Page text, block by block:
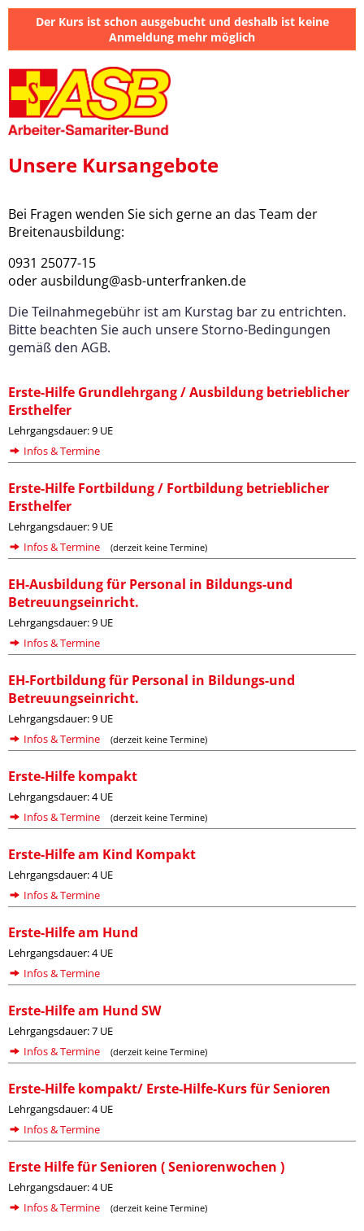
Der Kurs ist schon ausgebucht und deshalb ist keine
Anmeldung mehr möglich
Unsere Kursangebote
Bei Fragen wenden Sie sich gerne an das Team der
Breitenausbildung:
0931 25077-15
oder ausbildung@asb-unterfranken.de
Die Teilnahmegebühr ist am Kurstag bar zu entrichten.
Bitte beachten Sie auch unsere Storno-Bedingungen
gemäß den AGB.
Erste-Hilfe Grundlehrgang / Ausbildung betrieblicher
Ersthelfer
Lehrgangsdauer: 9 UE
Infos & Termine
Erste-Hilfe Fortbildung / Fortbildung betrieblicher
Ersthelfer
Lehrgangsdauer: 9 UE
Infos & Termine
(derzeit keine Termine)
EH-Ausbildung für Personal in Bildungs-und
Betreuungseinricht.
Lehrgangsdauer: 9 UE
Infos & Termine
EH-Fortbildung für Personal in Bildungs-und
Betreuungseinricht.
Lehrgangsdauer: 9 UE
Infos & Termine
(derzeit keine Termine)
Erste-Hilfe kompakt
Lehrgangsdauer: 4 UE
Infos & Termine
(derzeit keine Termine)
Erste-Hilfe am Kind Kompakt
Lehrgangsdauer: 4 UE
Infos & Termine
Erste-Hilfe am Hund
Lehrgangsdauer: 4 UE
Infos & Termine
Erste-Hilfe am Hund SW
Lehrgangsdauer: 7 UE
Infos & Termine
(derzeit keine Termine)
Erste-Hilfe kompakt/ Erste-Hilfe-Kurs für Senioren
Lehrgangsdauer: 4 UE
Infos & Termine
Erste Hilfe für Senioren ( Seniorenwochen )
Lehrgangsdauer: 4 UE
Infos & Termine
(derzeit keine Termine)